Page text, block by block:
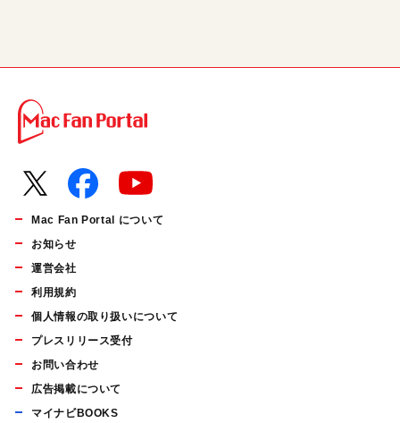
Mac Fan Portal について
お知らせ
運営会社
利用規約
個人情報の取り扱いについて
プレスリリース受付
お問い合わせ
広告掲載について
マイナビBOOKS